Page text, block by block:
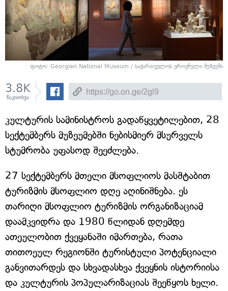
ფოტო: Georgian National Museum / საქართველოს ეროვნული მუზეუმი
3.8K
წაკითხვა
კულტურის სამინისტროს გადაწყვეტილებით, 28
სექტემბერს მუზეუმებში ნებისმიერ მსურველს
სტუმრობა უფასოდ შეეძლება.
27 სექტემბერს მთელი მსოფლიოს მასშტაბით
ტურიზმის მსოფლიო დღე აღინიშნება. ეს
თარიღი მსოფლიო ტურიზმის ორგანიზაციამ
დაამკვიდრა და 1980 წლიდან დღემდე
ათეულობით ქვეყანაში იმართება, რათა
თითოეულ რეგიონში ტურისტული პოტენციალი
განვითარდეს და სხვადასხვა ქვეყნის ისტორიისა
და კულტურის პოპულარიზაციას შეეწყოს ხელი.